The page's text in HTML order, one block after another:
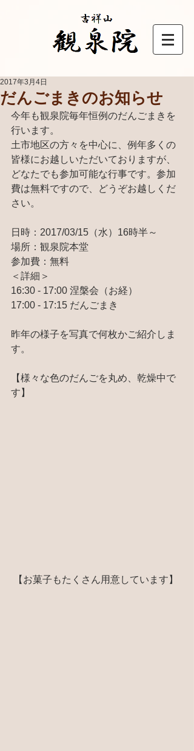
だんごまきのお知らせ
2017年3月4日
今年も観泉院毎年恒例のだんごまきを
行います。
土市地区の方々を中心に、例年多くの
皆様にお越しいただいておりますが、
どなたでも参加可能な行事です。参加
費は無料ですので、どうぞお越しくだ
さい。
日時：2017/03/15（水）16時半～
場所：観泉院本堂
参加費：無料
＜詳細＞
16:30 - 17:00 涅槃会（お経）
17:00 - 17:15 だんごまき
昨年の様子を写真で何枚かご紹介しま
す。
【様々な色のだんごを丸め、乾燥中で
す】
【お菓子もたくさん用意しています】